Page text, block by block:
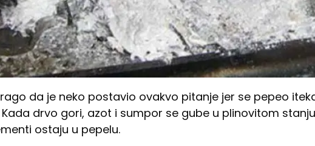
da je neko postavio ovakvo pitanje jer se pepeo
drvo gori, azot i sumpor se gube u plinovitom
ostaju u pepelu.